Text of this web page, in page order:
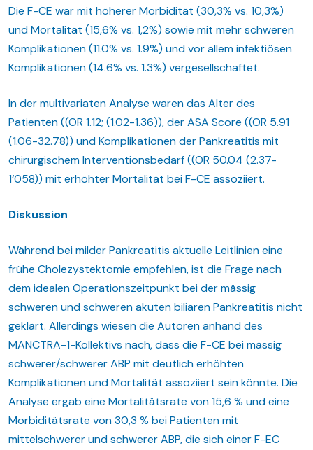
Die F-CE war mit höherer Morbidität (30,3% vs. 10,3%)
und Mortalität (15,6% vs. 1,2%) sowie mit mehr schweren
Komplikationen (11.0% vs. 1.9%) und vor allem infektiösen
Komplikationen (14.6% vs. 1.3%) vergesellschaftet.
In der multivariaten Analyse waren das Alter des
Patienten ((OR 1.12; (1.02-1.36)), der ASA Score ((OR 5.91
(1.06-32.78)) und Komplikationen der Pankreatitis mit
chirurgischem Interventionsbedarf ((OR 50.04 (2.37-
1‘058)) mit erhöhter Mortalität bei F-CE assoziiert.
Diskussion
Während bei milder Pankreatitis aktuelle Leitlinien eine
frühe Cholezystektomie empfehlen, ist die Frage nach
dem idealen Operationszeitpunkt bei der mässig
schweren und schweren akuten biliären Pankreatitis nicht
geklärt. Allerdings wiesen die Autoren anhand des
MANCTRA-1-Kollektivs nach, dass die F-CE bei mässig
schwerer/schwerer ABP mit deutlich erhöhten
Komplikationen und Mortalität assoziiert sein könnte. Die
Analyse ergab eine Mortalitätsrate von 15,6 % und eine
Morbiditätsrate von 30,3 % bei Patienten mit
mittelschwerer und schwerer ABP, die sich einer F-EC